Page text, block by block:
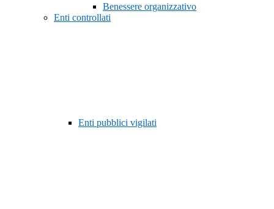
Benessere organizzativo
Enti controllati
Enti pubblici vigilati